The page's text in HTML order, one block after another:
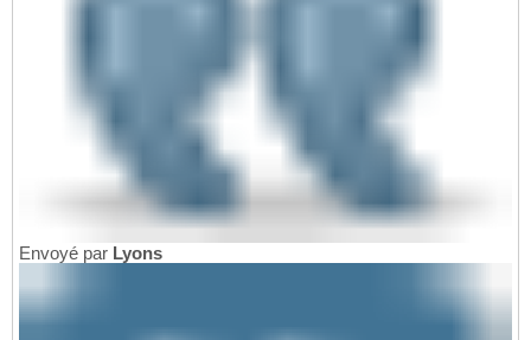
Envoyé par Lyons